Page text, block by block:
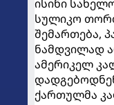
ისინი
სულიკო
შემართება,
ნამდვილად
ამერიკელ
ქართულმა